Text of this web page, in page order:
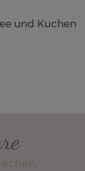
und Kuchen